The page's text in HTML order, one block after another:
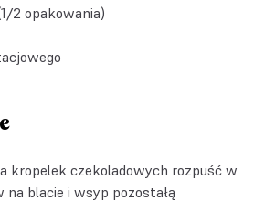
2 opakowania)
kropelek czekoladowych rozpuść w
na blacie i wsyp pozostałą